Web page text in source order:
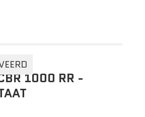
1000 RR -